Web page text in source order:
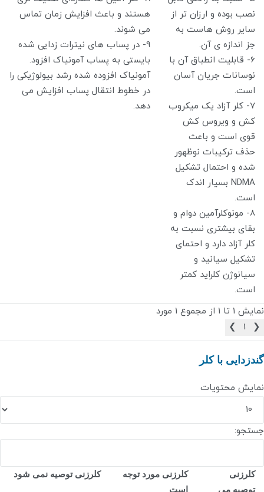
نصب بوده و ارزان تر از
سایر روش هاست به
جز اندازه ی آن.
6- قابلیت انطباق آن با
نوسانات جریان آسان
است.
7- کلر آزاد یک میکروب
کش و ویروس کش
قوی است و باعث
حذف ترکیبات نوظهور
شده و احتمال تشکیل
NDMA بسیار اندک
است.
8- مونوکلرآمین دوام و
بقای بیشتری نسبت به
کلر آزاد دارد و احتمای
تشکیل سیانید و
سیانوژن کلراید کمتر
است.
هستند و باعث افزایش زمان تماس
می شوند.
9- در پساب های نیترات زدایی شده
بایستی به پساب آمونیاک افزود.
آمونیاک افزوده شده رشد بیولوژیکی را
در خطوط انتقال پساب افزایش می
دهد.
نمایش 1 تا 1 از مجموع 1 مورد
❮
1
❯
گندزدایی با کلر
نمایش محتویات
جستجو:
کلرزنی
توصیه می
کلرزنی مورد توجه
است
کلرزنی توصیه نمی شود